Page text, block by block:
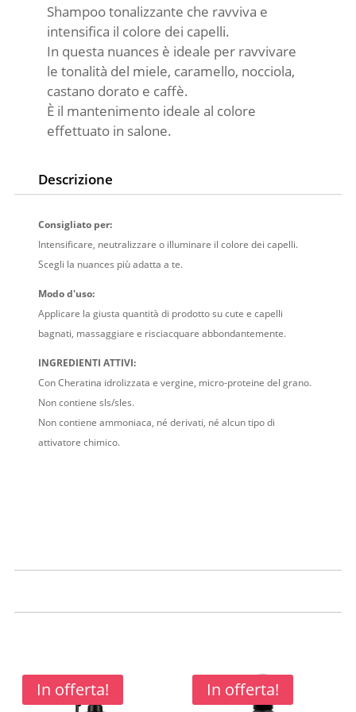
n
t
i
e
Shampoo tonalizzante che ravviva e
intensifica il colore dei capelli.
In questa nuances è ideale per ravvivare
le tonalità del miele, caramello, nocciola,
castano dorato e caffè.
È il mantenimento ideale al colore
effettuato in salone.
Descrizione
Consigliato per:
Intensificare, neutralizzare o illuminare il colore dei capelli.
Scegli la nuances più adatta a te.
Modo d'uso:
Applicare la giusta quantità di prodotto su cute e capelli
bagnati, massaggiare e risciacquare abbondantemente.
INGREDIENTI ATTIVI:
Con Cheratina idrolizzata e vergine, micro-proteine del grano.
Non contiene sls/sles.
Non contiene ammoniaca, né derivati, né alcun tipo di
attivatore chimico.
In offerta! In offerta!